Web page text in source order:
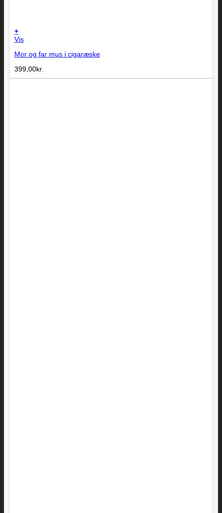
+
Vis
Mor og far mus i cigaræske
399,00kr.